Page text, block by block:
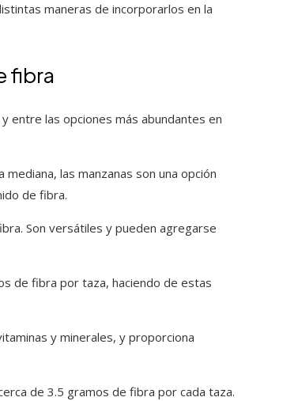
maneras de incorporarlos en la
fibra
entre las opciones más abundantes en
las manzanas son una opción
de fibra.
Son versátiles y pueden agregarse
de fibra por taza, haciendo de estas
y minerales, y proporciona
de 3.5 gramos de fibra por cada taza.